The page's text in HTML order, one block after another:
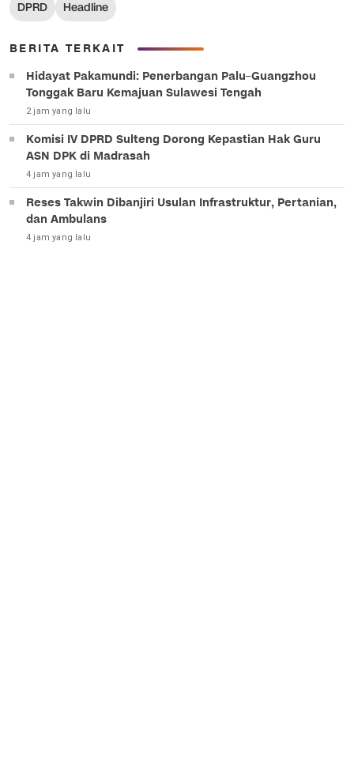
DPRD Headline
BERITA TERKAIT
Hidayat Pakamundi: Penerbangan Palu–Guangzhou
Tonggak Baru Kemajuan Sulawesi Tengah
2 jam yang lalu
Komisi IV DPRD Sulteng Dorong Kepastian Hak Guru
ASN DPK di Madrasah
4 jam yang lalu
Reses Takwin Dibanjiri Usulan Infrastruktur, Pertanian,
dan Ambulans
4 jam yang lalu